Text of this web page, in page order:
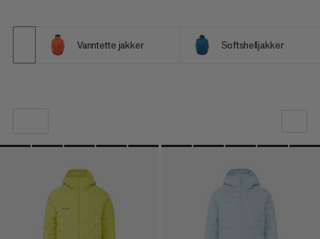
Vanntette jakker Softshelljakker
VÅR ANBEFALING
PRIS LAV TIL HØY